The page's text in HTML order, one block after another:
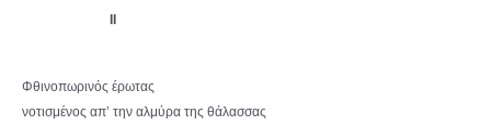
II
Φθινοπωρινός έρωτας
νοτισμένος απ’ την αλμύρα της θάλασσας